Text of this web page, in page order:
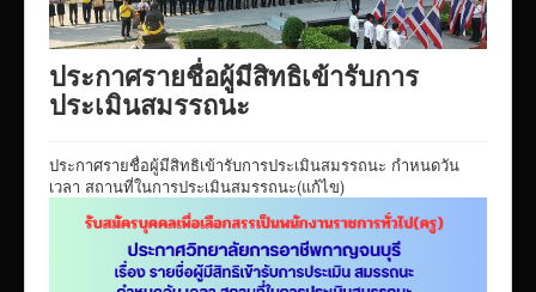
Elearning_kicec
Facebookงานประชาสัมพันธ์
VTR แนะนำวิทยาลัย
ID-PLAN
พัสดุ/จัดซื่อจัดจ้าง
Link รวมระบบรายงานข้อมูลต่าง ๆ
ประกาศรายชื่อผู้มีสิทธิเข้ารับการ
ประเมินสมรรถนะ
ประกาศรายชื่อผู้มีสิทธิเข้ารับการประเมินสมรรถนะ กำหนดวัน
เวลา สถานที่ในการประเมินสมรรถนะ(แก้ไข)